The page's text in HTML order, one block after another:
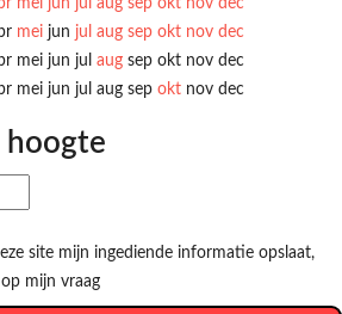
mei jun jul aug sep okt nov dec
mei jun jul aug sep okt nov dec
mei jun jul aug sep okt nov dec
mei jun jul aug sep okt nov dec
hoogte
site mijn ingediende informatie opslaat,
mijn vraag